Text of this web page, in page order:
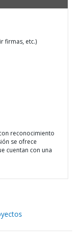
firmas, etc.)
reconocimiento
se ofrece
cuentan con una